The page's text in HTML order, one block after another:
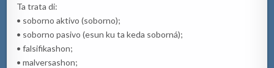
Ta trata di:
• soborno aktivo (soborno);
• soborno pasivo (esun ku ta keda soborná);
• falsifikashon;
• malversashon;